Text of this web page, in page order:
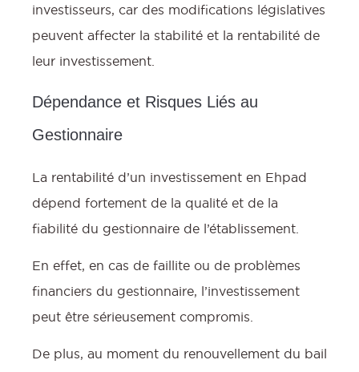
investisseurs, car des modifications législatives
peuvent affecter la stabilité et la rentabilité de
leur investissement.
Dépendance et Risques Liés au
Gestionnaire
La rentabilité d’un investissement en Ehpad
dépend fortement de la qualité et de la
fiabilité du gestionnaire de l’établissement.
En effet, en cas de faillite ou de problèmes
financiers du gestionnaire, l’investissement
peut être sérieusement compromis.
De plus, au moment du renouvellement du bail